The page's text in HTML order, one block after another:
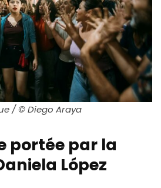
/©Diego Araya
portée par la
López